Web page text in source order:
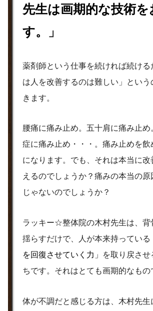
先生は画期的な技術
す。
」
薬剤師という仕事を続ければ続ける
は人を改善するのは難しい」という
きます。
腰痛に痛み止め。五十肩に痛み止め
症に痛み止め・・・。痛み止めを飲
になります。でも、それは本当に
えるのでしょうか？痛みの本当の原
じゃないのでしょうか？
ラッキー☆整体院の木村先生は、 背
揺らすだけで、人が本来持っている
を回復させていく力」
を取り戻さ
ちです。それはとても画期的なもの
体が不調だと感じる方は、木村先生